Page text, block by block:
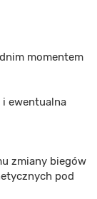
momentem
ewentualna
zmiany biegów
pod